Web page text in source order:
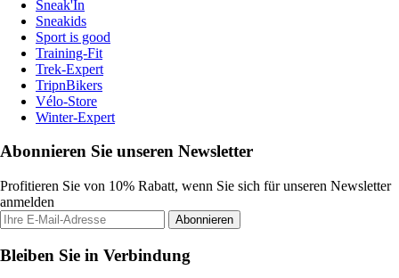
Sneak'In
Sneakids
Sport is good
Training-Fit
Trek-Expert
TripnBikers
Vélo-Store
Winter-Expert
Abonnieren Sie unseren Newsletter
Profitieren Sie von 10% Rabatt, wenn Sie sich für unseren Newsletter
anmelden
Abonnieren
Bleiben Sie in Verbindung